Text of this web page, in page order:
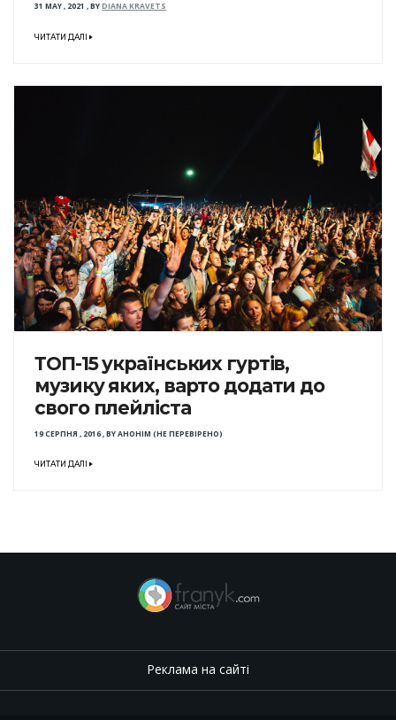
31 MAY , 2021 ,BYDIANA KRAVETS
ЧИТАТИ ДАЛІ
ТОП-15 українських гуртів,
музику яких, варто додати до
свого плейліста
19 СЕРПНЯ , 2016,BYАНОНІМ (НЕ ПЕРЕВІРЕНО)
ЧИТАТИ ДАЛІ
Реклама на сайті